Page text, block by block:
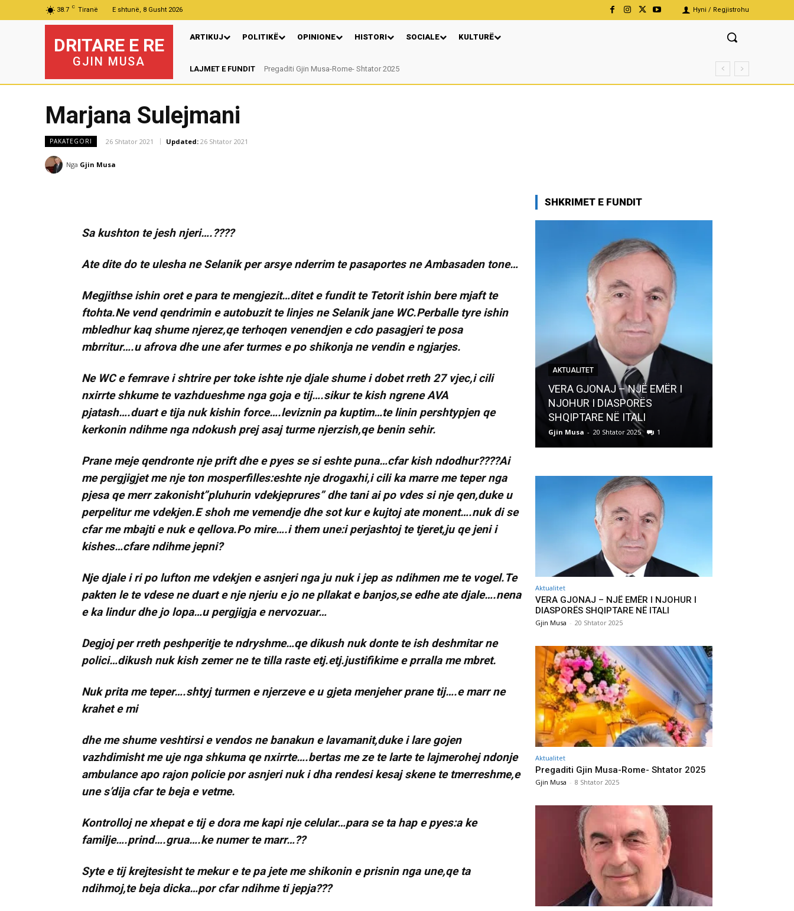
38.7 C Tiranë E shtunë, 8 Gusht 2026 Hyni / Regjistrohu
DRITARE E RE
GJIN MUSA
ARTIKUJ POLITIKË OPINIONE HISTORI SOCIALE KULTURË
LAJMET E FUNDITPregaditi Gjin Musa-Rome- Shtator 2025
Nga: Ndue Dedaj
Marjana Sulejmani
PAKATEGORI 26 Shtator 2021 Updated: 26 Shtator 2021
Nga Gjin Musa
Sa kushton te jesh njeri….????
Ate dite do te ulesha ne Selanik per arsye nderrim te pasaportes ne Ambasaden tone…
Megjithse ishin oret e para te mengjezit…ditet e fundit te Tetorit ishin bere mjaft te
ftohta.Ne vend qendrimin e autobuzit te linjes ne Selanik jane WC.Perballe tyre ishin
mbledhur kaq shume njerez,qe terhoqen venendjen e cdo pasagjeri te posa
mbrritur….u afrova dhe une afer turmes e po shikonja ne vendin e ngjarjes.
Ne WC e femrave i shtrire per toke ishte nje djale shume i dobet rreth 27 vjec,i cili
nxirrte shkume te vazhdueshme nga goja e tij….sikur te kish ngrene AVA
pjatash….duart e tija nuk kishin force….leviznin pa kuptim…te linin pershtypjen qe
kerkonin ndihme nga ndokush prej asaj turme njerzish,qe benin sehir.
Prane meje qendronte nje prift dhe e pyes se si eshte puna…cfar kish ndodhur????Ai
me pergjigjet me nje ton mosperfilles:eshte nje drogaxhi,i cili ka marre me teper nga
pjesa qe merr zakonisht”pluhurin vdekjeprures” dhe tani ai po vdes si nje qen,duke u
perpelitur me vdekjen.E shoh me vemendje dhe sot kur e kujtoj ate monent….nuk di se
cfar me mbajti e nuk e qellova.Po mire….i them une:i perjashtoj te tjeret,ju qe jeni i
kishes…cfare ndihme jepni?
Nje djale i ri po lufton me vdekjen e asnjeri nga ju nuk i jep as ndihmen me te vogel.Te
pakten le te vdese ne duart e nje njeriu e jo ne pllakat e banjos,se edhe ate djale….nena
e ka lindur dhe jo lopa…u pergjigja e nervozuar…
Degjoj per rreth peshperitje te ndryshme…qe dikush nuk donte te ish deshmitar ne
polici…dikush nuk kish zemer ne te tilla raste etj.etj.justifikime e prralla me mbret.
Nuk prita me teper….shtyj turmen e njerzeve e u gjeta menjeher prane tij….e marr ne
krahet e mi
dhe me shume veshtirsi e vendos ne banakun e lavamanit,duke i lare gojen
vazhdimisht me uje nga shkuma qe nxirrte….bertas me ze te larte te lajmerohej ndonje
ambulance apo rajon policie por asnjeri nuk i dha rendesi kesaj skene te tmerreshme,e
une s’dija cfar te beja e vetme.
Kontrolloj ne xhepat e tij e dora me kapi nje celular…para se ta hap e pyes:a ke
familje….prind….grua….ke numer te marr…??
Syte e tij krejtesisht te mekur e te pa jete me shikonin e prisnin nga une,qe ta
ndihmoj,te beja dicka…por cfar ndihme ti jepja???
SHKRIMET E FUNDIT
AKTUALITET
VERA GJONAJ – NJË EMËR I
NJOHUR I DIASPORËS
SHQIPTARE NË ITALI
Gjin Musa - 20 Shtator 2025 1
Aktualitet
VERA GJONAJ – NJË EMËR I NJOHUR I
DIASPORËS SHQIPTARE NË ITALI
Gjin Musa - 20 Shtator 2025
Aktualitet
Pregaditi Gjin Musa-Rome- Shtator 2025
Gjin Musa - 8 Shtator 2025